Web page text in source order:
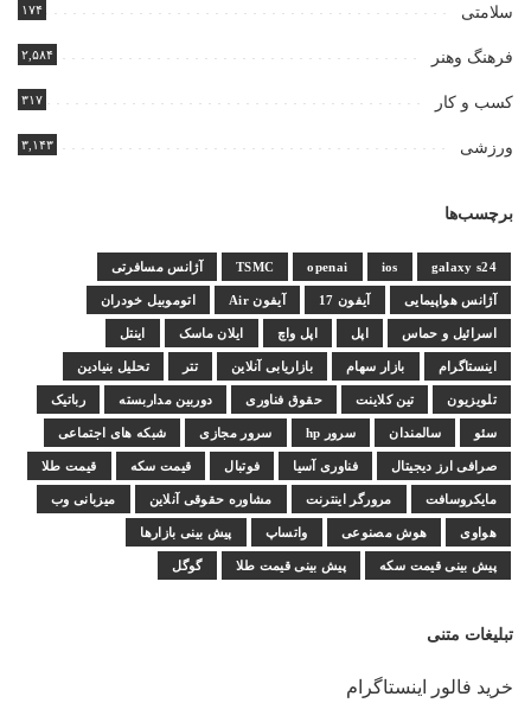
سلامتی ۱۷۴
فرهنگ وهنر ۲,۵۸۴
کسب و کار ۳۱۷
ورزشی ۳,۱۴۳
برچسب‌ها
galaxy s24
ios
openai
TSMC آژانس مسافرتی
آژانس هواپیمایی آیفون 17 آیفون Air اتوموبیل خودران
اسرائیل و حماس اپل اپل واچ ایلان ماسک اینتل
اینستاگرام بازار سهام بازاریابی آنلاین تتر تحلیل بنیادین
تلویزیون تین کلاینت حقوق فناوری دوربین مداربسته رباتیک
سئو سالمندان سرور hp سرور مجازی شبکه های اجتماعی
صرافی ارز دیجیتال فناوری آسیا فوتبال قیمت سکه قیمت طلا
مایکروسافت مرورگر اینترنت مشاوره حقوقی آنلاین میزبانی وب
هواوی هوش مصنوعی واتساپ پیش بینی بازارها
پیش بینی قیمت سکه پیش بینی قیمت طلا گوگل
تبلیغات متنی
خرید فالور اینستاگرام